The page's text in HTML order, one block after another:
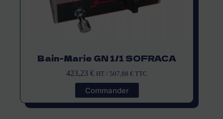
Bain-Marie GN 1/1 SOFRACA
423,23€ HT / 507,88€ TTC
Commander